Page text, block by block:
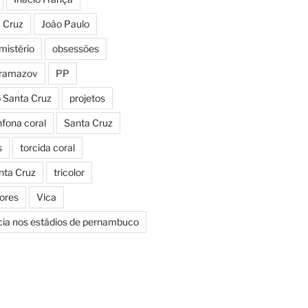
Cruz João Paulo
obsessões
PP
Cruz projetos
coral Santa Cruz
torcida coral
Cruz tricolor
Vica
nos estádios de pernambuco